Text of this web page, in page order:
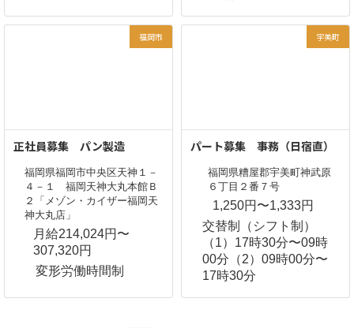
福岡市
正社員募集 パン製造
福岡県福岡市中央区天神１－
４－１ 福岡天神大丸本館Ｂ
２「メゾン・カイザー福岡天
神大丸店」
月給214,024円〜
307,320円
変形労働時間制
宇美町
パート募集 事務（日宿直）
福岡県糟屋郡宇美町神武原
６丁目２番７号
1,250円〜1,333円
交替制（シフト制）
（1）17時30分〜09時
00分（2）09時00分〜
17時30分